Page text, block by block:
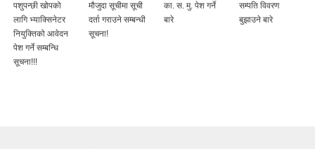
पशुपन्छी खोपको
लागि भ्याक्सिनेटर
नियुक्तिको आवेदन
पेश गर्ने सम्बन्धि
सूचना!!!
मौजुदा सूचीमा सूची
दर्ता गराउने सम्बन्धी
सूचना!
का. स. मु. पेश गर्ने
बारे
सम्पति विवरण
बुझाउने बारे